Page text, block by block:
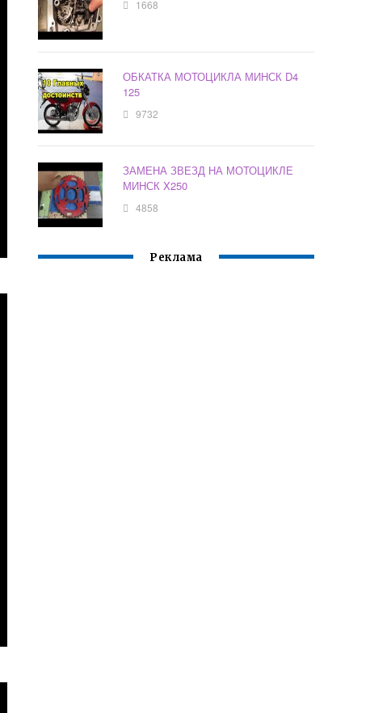
1668
ОБКАТКА МОТОЦИКЛА МИНСК D4
125
9732
ЗАМЕНА ЗВЕЗД НА МОТОЦИКЛЕ
МИНСК X250
4858
Реклама